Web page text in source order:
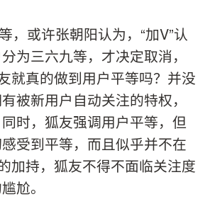
，或许张朝阳认为，“加V”认
为三六九等，才决定取消，
就真的做到用户平等吗？并没
被新用户自动关注的特权，
时，狐友强调用户平等，但
受到平等，而且似乎并不在
加持，狐友不得不面临关注度
尬。